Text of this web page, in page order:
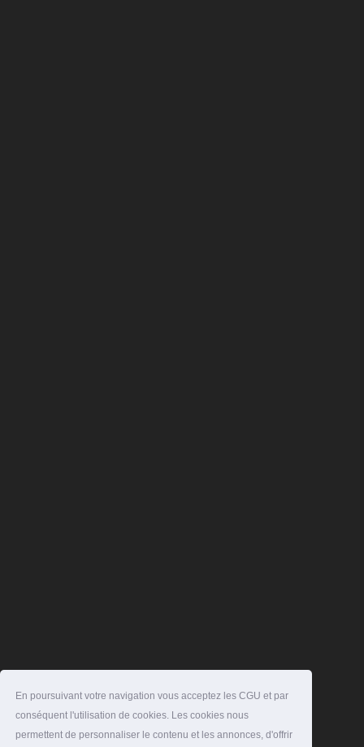
En poursuivant votre navigation vous acceptez les CGU et par
conséquent l'utilisation de cookies. Les cookies nous
permettent de personnaliser le contenu et les annonces, d'offrir